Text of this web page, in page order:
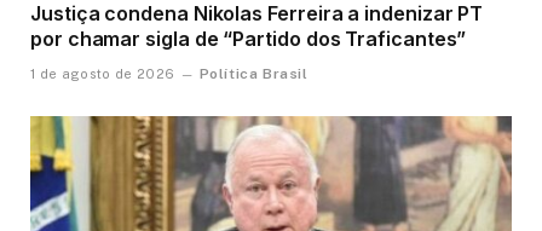
Justiça condena Nikolas Ferreira a indenizar PT
por chamar sigla de “Partido dos Traficantes”
1 de agosto de 2026 Política Brasil